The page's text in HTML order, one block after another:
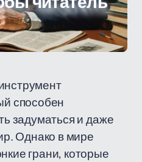
способен
задуматься и даже
Однако в мире
грани, которые